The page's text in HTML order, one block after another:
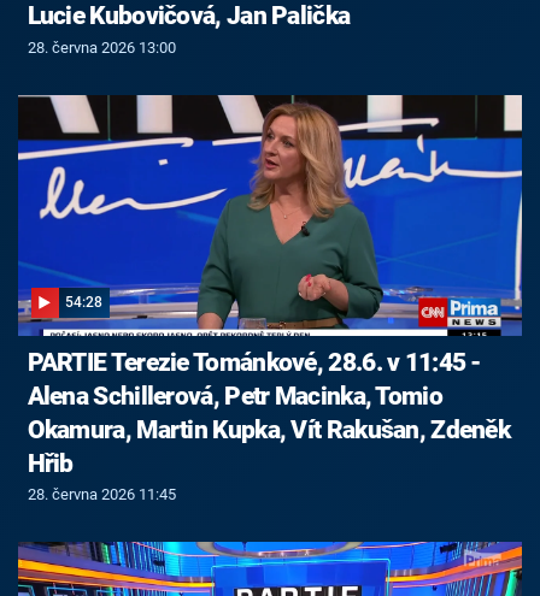
Lucie Kubovičová, Jan Palička
28. června 2026 13:00
54:28
PARTIE Terezie Tománkové, 28.6. v 11:45 -
Alena Schillerová, Petr Macinka, Tomio
Okamura, Martin Kupka, Vít Rakušan, Zdeněk
Hřib
28. června 2026 11:45